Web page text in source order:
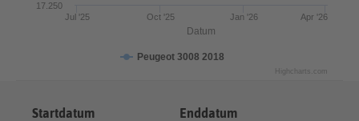
Datum
Peugeot 3008 2018
Jul '25 Oct '25 Jan '26 Apr '26
17.250
Highcharts.com
Startdatum Enddatum